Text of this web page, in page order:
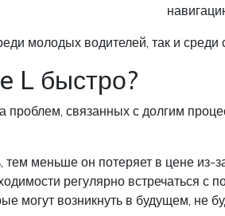
молодых водителей, так и среди
L быстро?
связанных с долгим
меньше он потеряет в цене из-
регулярно встречаться с
могут возникнуть в будущем, не